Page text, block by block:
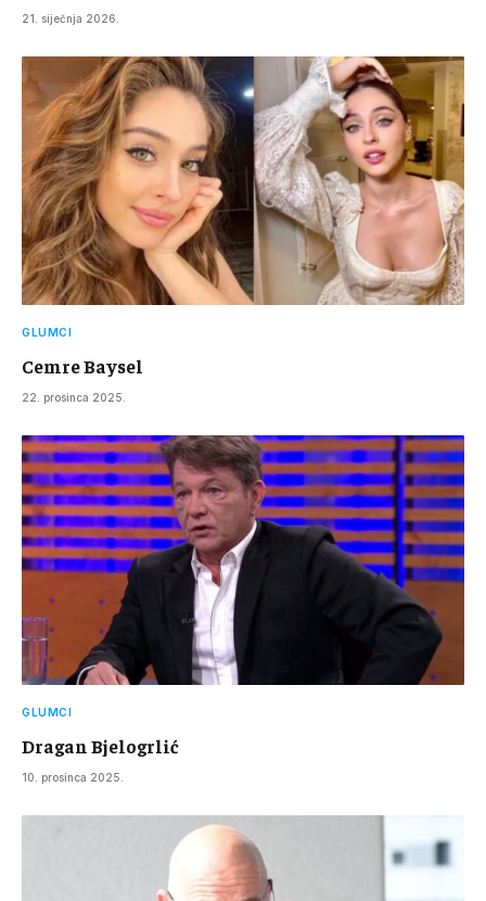
21. siječnja 2026.
GLUMCI
Cemre Baysel
22. prosinca 2025.
GLUMCI
Dragan Bjelogrlić
10. prosinca 2025.